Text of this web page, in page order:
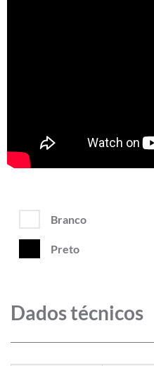
Branco
Preto
Dados técnicos